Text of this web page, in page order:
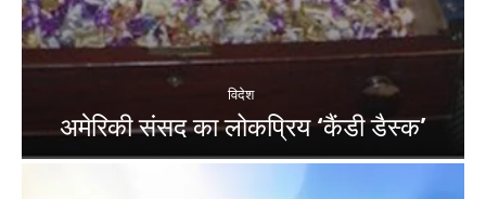
विदेश
अमेरिकी संसद का लोकप्रिय ‘कैंडी डैस्क’